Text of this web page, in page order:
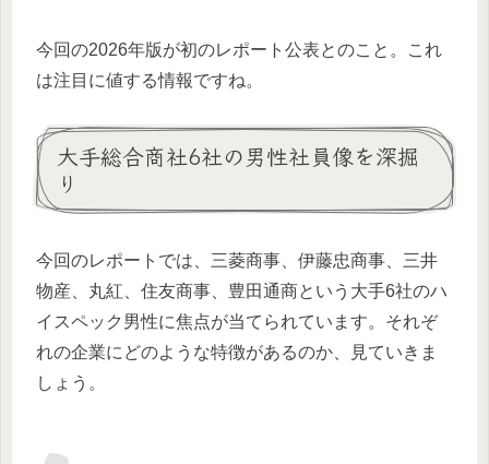
今回の2026年版が初のレポート公表とのこと。これ
は注目に値する情報ですね。
大手総合商社6社の男性社員像を深掘
り
今回のレポートでは、三菱商事、伊藤忠商事、三井
物産、丸紅、住友商事、豊田通商という大手6社のハ
イスペック男性に焦点が当てられています。それぞ
れの企業にどのような特徴があるのか、見ていきま
しょう。